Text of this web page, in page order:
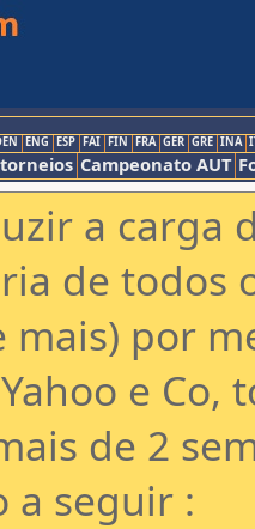
ENG ESP FAI FIN FRA GER GRE INA
Campeonato AUT
a carga
de todos
mais) por
e Co,
de 2
a seguir :